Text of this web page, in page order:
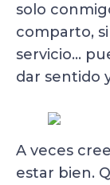
solo
comparto,
servicio…
dar sentido
A veces
estar bien.